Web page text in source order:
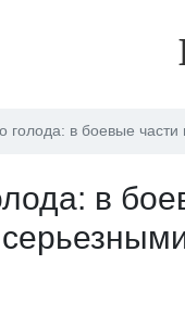
голода: в боевые
в